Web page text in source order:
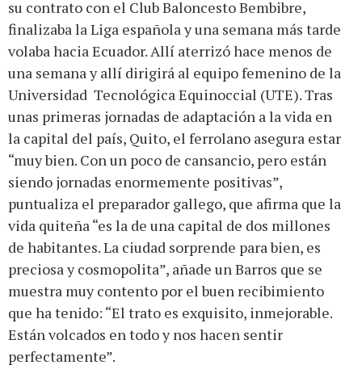
su contrato con el Club Baloncesto Bembibre,
finalizaba la Liga española y una semana más tarde
volaba hacia Ecuador. Allí aterrizó hace menos de
una semana y allí dirigirá al equipo femenino de la
Universidad Tecnológica Equinoccial (UTE). Tras
unas primeras jornadas de adaptación a la vida en
la capital del país, Quito, el ferrolano asegura estar
“muy bien. Con un poco de cansancio, pero están
siendo jornadas enormemente positivas”,
puntualiza el preparador gallego, que afirma que la
vida quiteña “es la de una capital de dos millones
de habitantes. La ciudad sorprende para bien, es
preciosa y cosmopolita”, añade un Barros que se
muestra muy contento por el buen recibimiento
que ha tenido: “El trato es exquisito, inmejorable.
Están volcados en todo y nos hacen sentir
perfectamente”.